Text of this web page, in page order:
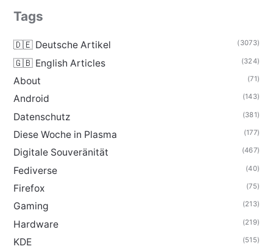
Tags
🇩🇪 Deutsche Artikel (3073)
🇬🇧 English Articles (324)
About (71)
Android (143)
Datenschutz (381)
Diese Woche in Plasma (177)
Digitale Souveränität (467)
Fediverse (40)
Firefox (75)
Gaming (213)
Hardware (219)
KDE (515)